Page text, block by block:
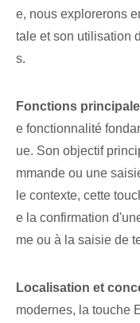
e, nous explorerons
tale et son utilisation
s.
Fonctions
e fonctionnalité
ue. Son objectif
mmande ou une
le contexte, cette
e la confirmation
me ou à la saisie de
Localisation et
modernes, la ⁤touche